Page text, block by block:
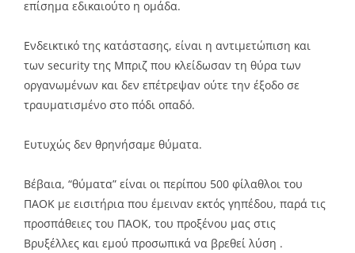
επίσημα εδικαιούτο η ομάδα.
Ενδεικτικό της κατάστασης, είναι η αντιμετώπιση και
των security της Μπριζ που κλείδωσαν τη θύρα των
οργανωμένων και δεν επέτρεψαν ούτε την έξοδο σε
τραυματισμένο στο πόδι οπαδό.
Ευτυχώς δεν θρηνήσαμε θύματα.
Βέβαια, “θύματα” είναι οι περίπου 500 φίλαθλοι του
ΠΑΟΚ με εισιτήρια που έμειναν εκτός γηπέδου, παρά τις
προσπάθειες του ΠΑΟΚ, του προξένου μας στις
Βρυξέλλες και εμού προσωπικά να βρεθεί λύση .